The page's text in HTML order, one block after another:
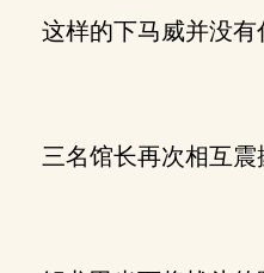
这样的下马威并没有
三名馆长再次相互震